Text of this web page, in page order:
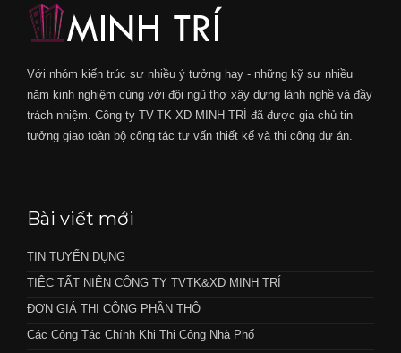
Với nhóm kiến trúc sư nhiều ý tưởng hay - những kỹ sư nhiều
năm kinh nghiệm cùng với đội ngũ thợ xây dựng lành nghề và đầy
trách nhiệm. Công ty TV-TK-XD MINH TRÍ đã được gia chủ tin
tưởng giao toàn bộ công tác tư vấn thiết kế và thi công dự án.
Bài viết mới
TIN TUYỂN DỤNG
TIỆC TẤT NIÊN CÔNG TY TVTK&XD MINH TRÍ
ĐƠN GIÁ THI CÔNG PHẦN THÔ
Các Công Tác Chính Khi Thi Công Nhà Phố